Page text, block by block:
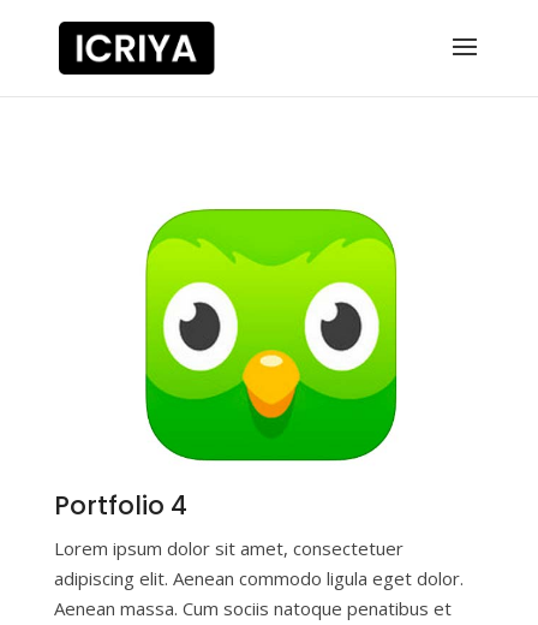
Portfolio 4
Lorem ipsum dolor sit amet, consectetuer
adipiscing elit. Aenean commodo ligula eget dolor.
Aenean massa. Cum sociis natoque penatibus et